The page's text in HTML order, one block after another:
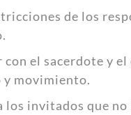
de los
con el sacerdote y
y movimiento.
los invitados que